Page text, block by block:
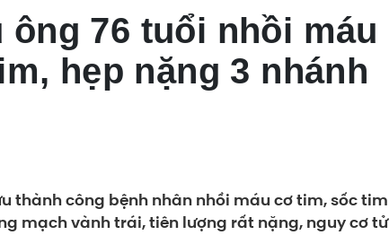
76 tuổi nhồi máu
hẹp nặng 3 nhánh
thành công bệnh nhân nhồi máu cơ tim, sốc tim
mạch vành trái, tiên lượng rất nặng, nguy cơ tử